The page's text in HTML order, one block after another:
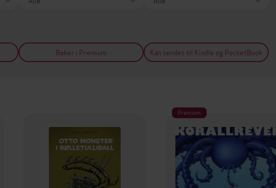
Bøker i Premium Kan sendes til Kindle og PocketBook
Premium